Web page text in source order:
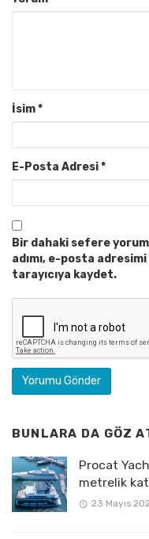
İsim*
E-Posta Adresi*
Bir dahaki sefere
adımı, e-posta
tarayıcıya kaydet.
BUNLARA DA GÖZ
Procat
metrelik
23 Mayıs